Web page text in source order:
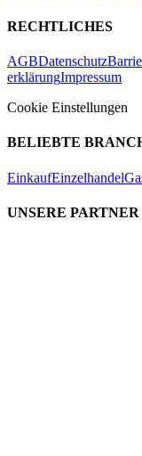
RECHTLICHES
AGBDatenschutz
erklärungImpressum
Cookie Einstellungen
BELIEBTE
EinkaufEinzelhandel
UNSERE PARTNER